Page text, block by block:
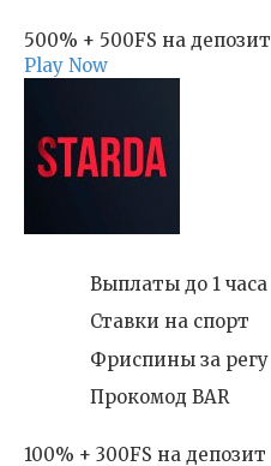
500% + 500FS на депозит
Play Now
Выплаты до 1 часа
Ставки на спорт
Фриспины за регу
Прокомод BAR
100% + 300FS на депозит